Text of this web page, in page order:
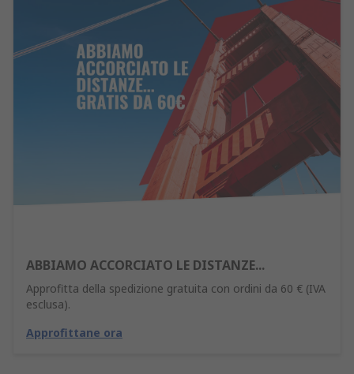
ABBIAMO ACCORCIATO LE DISTANZE...
Approfitta della spedizione gratuita con ordini da 60 € (IVA
esclusa).
Approfittane ora